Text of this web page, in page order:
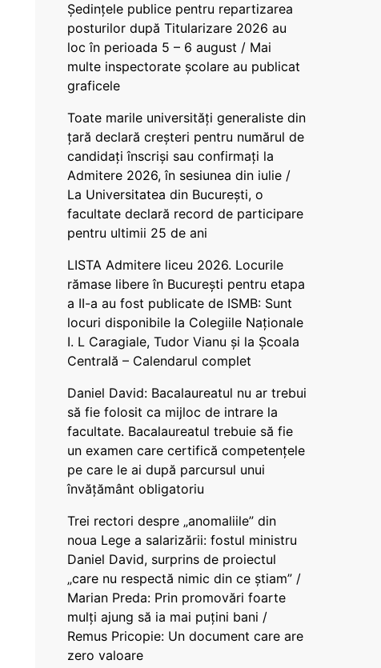
Ședințele publice pentru repartizarea
posturilor după Titularizare 2026 au
loc în perioada 5 – 6 august / Mai
multe inspectorate școlare au publicat
graficele
Toate marile universități generaliste din
țară declară creșteri pentru numărul de
candidați înscriși sau confirmați la
Admitere 2026, în sesiunea din iulie /
La Universitatea din București, o
facultate declară record de participare
pentru ultimii 25 de ani
LISTA Admitere liceu 2026. Locurile
rămase libere în București pentru etapa
a II-a au fost publicate de ISMB: Sunt
locuri disponibile la Colegiile Naționale
I. L Caragiale, Tudor Vianu și la Școala
Centrală – Calendarul complet
Daniel David: Bacalaureatul nu ar trebui
să fie folosit ca mijloc de intrare la
facultate. Bacalaureatul trebuie să fie
un examen care certifică competențele
pe care le ai după parcursul unui
învățământ obligatoriu
Trei rectori despre „anomaliile” din
noua Lege a salarizării: fostul ministru
Daniel David, surprins de proiectul
„care nu respectă nimic din ce știam” /
Marian Preda: Prin promovări foarte
mulți ajung să ia mai puțini bani /
Remus Pricopie: Un document care are
zero valoare